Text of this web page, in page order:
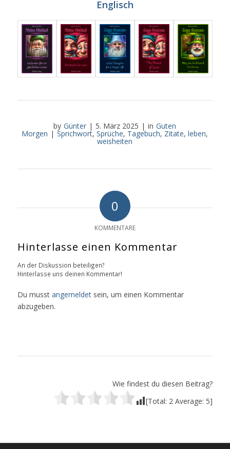
Englisch
by Günter | 5. März 2025 | in Guten
Morgen | Sprichwort,Sprüche, Tagebuch, Zitate,leben,
weisheiten
0
KOMMENTARE
Hinterlasse einen Kommentar
An der Diskussion beteiligen?
Hinterlasse uns deinen Kommentar!
Du musst angemeldetsein, um einen Kommentar
abzugeben.
Wie findest du diesen Beitrag?
[Total: 2 Average: 5]